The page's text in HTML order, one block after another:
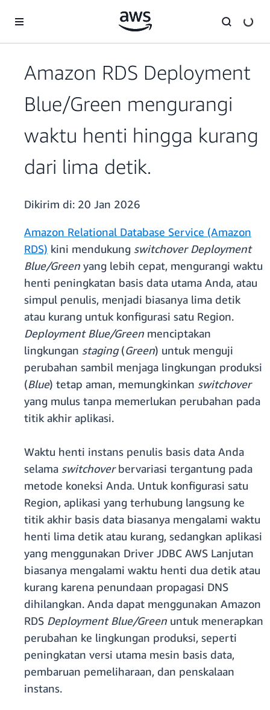
Amazon RDS Deployment
Blue/Green mengurangi
waktu henti hingga kurang
dari lima detik.
Dikirim di: 20 Jan 2026
Amazon Relational Database Service (Amazon
RDS) kini mendukung switchover Deployment
Blue/Green yang lebih cepat, mengurangi waktu
henti peningkatan basis data utama Anda, atau
simpul penulis, menjadi biasanya lima detik
atau kurang untuk konfigurasi satu Region.
Deployment Blue/Green menciptakan
lingkungan staging(Green) untuk menguji
perubahan sambil menjaga lingkungan produksi
(Blue) tetap aman, memungkinkan switchover
yang mulus tanpa memerlukan perubahan pada
titik akhir aplikasi.
Waktu henti instans penulis basis data Anda
selama switchoverbervariasi tergantung pada
metode koneksi Anda. Untuk konfigurasi satu
Region, aplikasi yang terhubung langsung ke
titik akhir basis data biasanya mengalami waktu
henti lima detik atau kurang, sedangkan aplikasi
yang menggunakan Driver JDBC AWS Lanjutan
biasanya mengalami waktu henti dua detik atau
kurang karena penundaan propagasi DNS
dihilangkan. Anda dapat menggunakan Amazon
RDS Deployment Blue/Green untuk menerapkan
perubahan ke lingkungan produksi, seperti
peningkatan versi utama mesin basis data,
pembaruan pemeliharaan, dan penskalaan
instans.